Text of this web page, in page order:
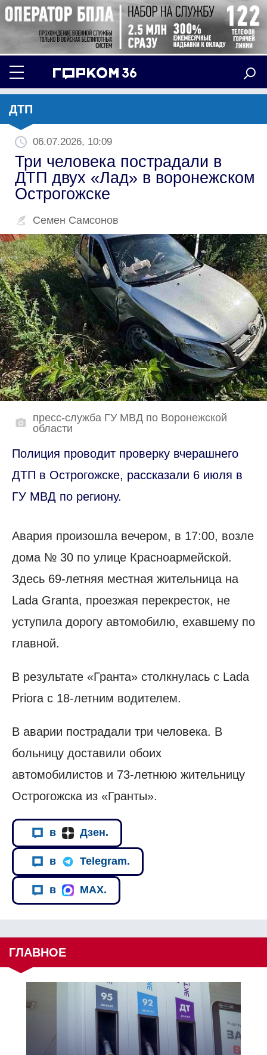
ДТП
06.07.2026, 10:09
Три человека пострадали в
ДТП двух «Лад» в воронежском
Острогожске
Семен Самсонов
пресс-служба ГУ МВД по Воронежской
области
Полиция проводит проверку вчерашнего
ДТП в Острогожске, рассказали 6 июля в
ГУ МВД по региону.
Авария произошла вечером, в 17:00, возле
дома № 30 по улице Красноармейской.
Здесь 69-летняя местная жительница на
Lada Granta, проезжая перекресток, не
уступила дорогу автомобилю, ехавшему по
главной.
В результате «Гранта» столкнулась с Lada
Priora с 18-летним водителем.
В аварии пострадали три человека. В
больницу доставили обоих
автомобилистов и 73-летнюю жительницу
Острогожска из «Гранты».
в Дзен.
в Telegram.
в MAX.
ГЛАВНОЕ